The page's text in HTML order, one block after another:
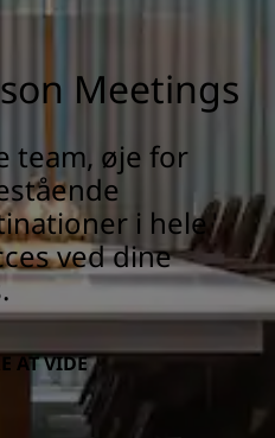
Meetings
team, øje for
i hele
ved dine
AT VIDE